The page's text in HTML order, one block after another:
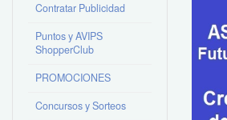
Contratar Publicidad
Puntos y AVIPS
ShopperClub
PROMOCIONES
Concursos y Sorteos